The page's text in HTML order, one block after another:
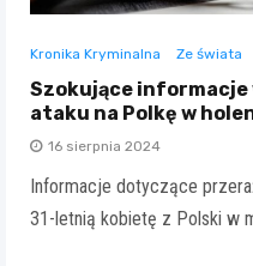
Kronika Kryminalna Ze świata
Szokujące
ataku na Polkę w
16 sierpnia 2024
Informacje dotyczące
31-letnią kobietę z Polski w